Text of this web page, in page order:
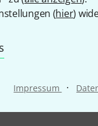
(hier)
Impressum ·